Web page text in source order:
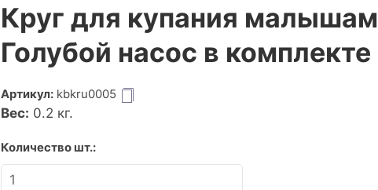
Круг для купания малышам
Голубой насос в комплекте
Артикул: kbkru0005
Вес: 0.2 кг.
Количество шт.: